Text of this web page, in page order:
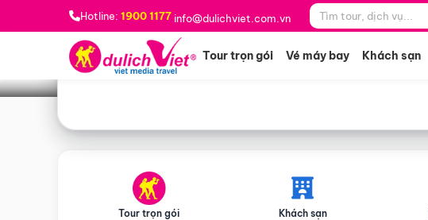
Hotline: 1900 1177 info@dulichviet.com.vn
Tour trọn gói Vé máy bay Khách sạn
Bạn muốn đi đâu? *
Tour trọn gói Khách sạn